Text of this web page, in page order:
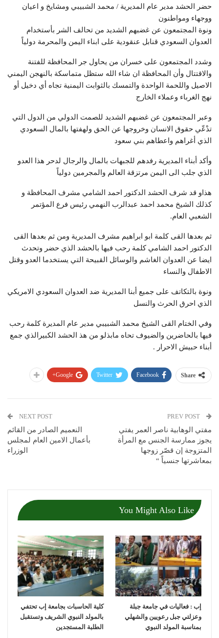
حضر الحشد مدير عام المديرية / محمد الشبيبي ومشايخ و اعيان
ووجهاء ومواطنون
ونوة المجتمعون عن غضبهم الشديد من تحالف الشر بأستخدام
العدوان السعودي قنابل عنقودية على ابناء اليمن والمحرمة دولياً
وشدد المجتمعون على خسران من يحاول جر المحافظة للفتنة
والاقتتال وأن المحافظة ان شاء الله ستظل متماسكة بالنهجن اليمني
الاصيل واللحمة الواحدة والتمسك بالثوابت اليمنية تجاه أي دخيل أو
نهج الغرباء وعملاء الخارج
وعبر المجتمعون عن غضبهم الشديد للصمت الدولي من الدول التي
تدْعّي حقوق الانسان وخروجها عن الحق ولهفتها بالمال السعودي
الذي أغراهم واعطاهم بني سعود
وأكد أبناء المديرية رفدهم للجبهات بالمال والرجال لدحر هذا العدو
الذي جلب الى اليمن مرتزقة العالم والمجرمين دولياً
هذاو قد شرف الحشد الدكتور احمد الشامي مشرف المحافظة و
كذلك الشيخ محمد احمد عبدالرب النهمي رئيس فرع المؤتمر
الشعبي العام.
ثم بعدها القى كلمة ابو ابراهيم مشرف المديرية ومن ثم بعدها القى
الدكتور احمد الشامي كلمة رحب فيها بالحشد الذي حضر وتحدث
ايضا عن العدوان الغاشم والوسائل القبيحة التي يستخدما العدو وقتل
الاطفال والنساء
ونوة بالتكاتف على جميع أبنا المديرية ضد العدوان السعودي الامريكي
الذي احرق الحرث والنسل
وفي الختام القى الشيخ محمد الشبيبي مدير عام المديرة كلمة رحب
فيها بالحاضرين والضيوف تحاه مابذلو من هذ الحشد الكبيرالذي جمع
أبناء حبيش الاحرار .
Share
Facebook
Twitter
Google+
مفتي الوهابية ناصر العمر يفتي
يجوز ممارسة الجنس مع المرأة
المتزوجة إن قصّر زوجها
بمعاشرتها جنسياً “
NEXT POST
النعميم الصادر من القائم
بأعمال الامين العام لمجلس
الوزراء
You Might Also Like
إب : فعاليات في جامعة جبلة
وعزلتي جبل رعويين والشهلي
بمناسبة المولد النبوي
كلية الحاسبات بجامعة إب تحتفي
بالمولد النبوي الشريف وتستقبل
الطلبة المستجدين